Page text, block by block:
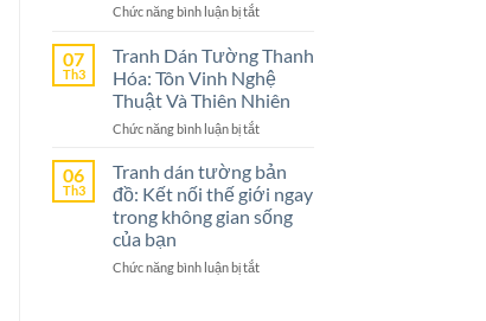
Gian
–
Chọn
Hoàn
Hảo
Không
Sống
Đẳng
Cấp
Chức năng bình luận bị tắtở
Dán
Tường
Bờ
Hồ
–
Hút
Từ
Thiên
Nhiên
Lặng
07
Th3
Tranh Dán Tường Thanh
Hóa: Tôn Vinh Nghệ
Thuật Và Thiên Nhiên
Chức năng bình luận bị tắtở
Dán
Tường
Thanh
Hóa:
Vinh
06
Th3
Tranh dán tường bản
đồ: Kết nối thế giới ngay
trong không gian sống
của bạn
Chức năng bình luận bị tắtở